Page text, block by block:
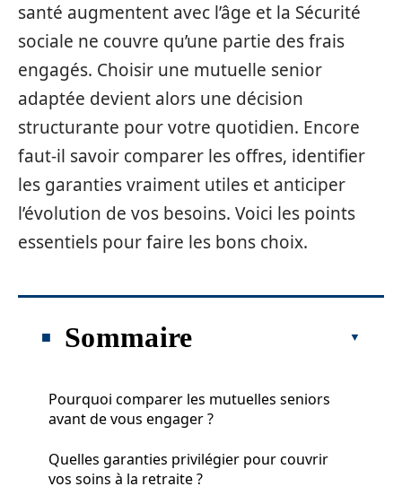
santé augmentent avec l’âge et la Sécurité
sociale ne couvre qu’une partie des frais
engagés. Choisir une mutuelle senior
adaptée devient alors une décision
structurante pour votre quotidien. Encore
faut-il savoir comparer les offres, identifier
les garanties vraiment utiles et anticiper
l’évolution de vos besoins. Voici les points
essentiels pour faire les bons choix.
Sommaire
Pourquoi comparer les mutuelles seniors
avant de vous engager ?
Quelles garanties privilégier pour couvrir
vos soins à la retraite ?